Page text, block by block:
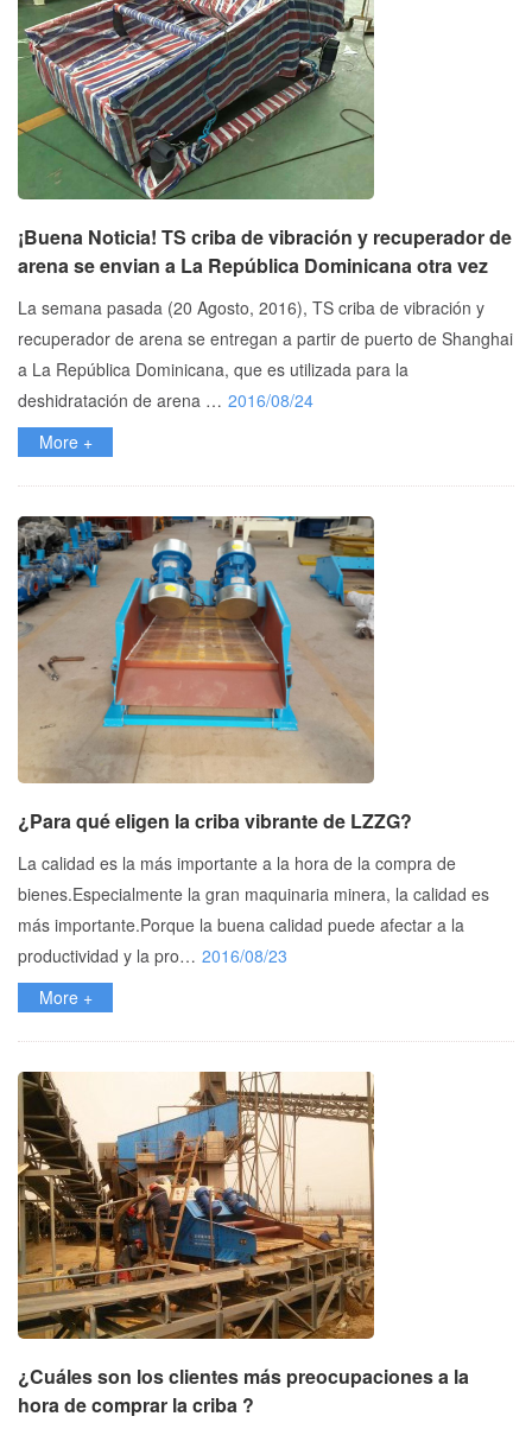
¡Buena Noticia! TS criba de vibración y recuperador de
arena se envian a La República Dominicana otra vez
La semana pasada (20 Agosto, 2016), TS criba de vibración y
recuperador de arena se entregan a partir de puerto de Shanghai
a La República Dominicana, que es utilizada para la
deshidratación de arena … 2016/08/24
More +
¿Para qué eligen la criba vibrante de LZZG?
La calidad es la más importante a la hora de la compra de
bienes.Especialmente la gran maquinaria minera, la calidad es
más importante.Porque la buena calidad puede afectar a la
productividad y la pro… 2016/08/23
More +
¿Cuáles son los clientes más preocupaciones a la
hora de comprar la criba ?